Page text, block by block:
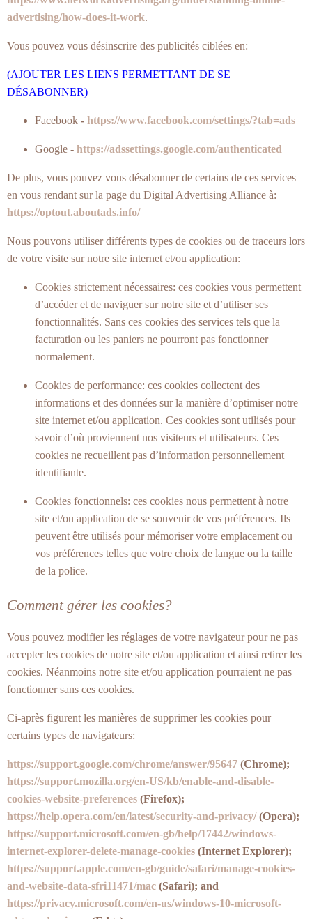
advertising/how-does-it-work.
Vous pouvez vous désinscrire des publicités ciblées en:
(AJOUTER LES LIENS PERMETTANT DE SE
DÉSABONNER)
Facebook - https://www.facebook.com/settings/?tab=ads
Google - https://adssettings.google.com/authenticated
De plus, vous pouvez vous désabonner de certains de ces services
en vous rendant sur la page du Digital Advertising Alliance à:
https://optout.aboutads.info/
Nous pouvons utiliser différents types de cookies ou de traceurs lors
de votre visite sur notre site internet et/ou application:
Cookies strictement nécessaires: ces cookies vous permettent
d’accéder et de naviguer sur notre site et d’utiliser ses
fonctionnalités. Sans ces cookies des services tels que la
facturation ou les paniers ne pourront pas fonctionner
normalement.
Cookies de performance: ces cookies collectent des
informations et des données sur la manière d’optimiser notre
site internet et/ou application. Ces cookies sont utilisés pour
savoir d’où proviennent nos visiteurs et utilisateurs. Ces
cookies ne recueillent pas d’information personnellement
identifiante.
Cookies fonctionnels: ces cookies nous permettent à notre
site et/ou application de se souvenir de vos préférences. Ils
peuvent être utilisés pour mémoriser votre emplacement ou
vos préférences telles que votre choix de langue ou la taille
de la police.
Comment gérer les cookies?
Vous pouvez modifier les réglages de votre navigateur pour ne pas
accepter les cookies de notre site et/ou application et ainsi retirer les
cookies. Néanmoins notre site et/ou application pourraient ne pas
fonctionner sans ces cookies.
Ci-après figurent les manières de supprimer les cookies pour
certains types de navigateurs:
https://support.google.com/chrome/answer/95647 (Chrome);
https://support.mozilla.org/en-US/kb/enable-and-disable-
cookies-website-preferences (Firefox);
https://help.opera.com/en/latest/security-and-privacy/(Opera);
https://support.microsoft.com/en-gb/help/17442/windows-
internet-explorer-delete-manage-cookies (Internet Explorer);
https://support.apple.com/en-gb/guide/safari/manage-cookies-
and-website-data-sfri11471/mac (Safari); and
https://privacy.microsoft.com/en-us/windows-10-microsoft-